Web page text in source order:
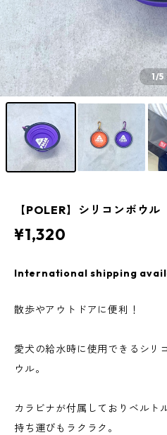
1/5
【POLER】シリコンボウル
¥1,320
International shipping
散歩やアウトドアに便利！
愛犬の給水時に使用できるシリ
ウル。
カラビナが付属しておりベルト
持ち運びもラクラク。